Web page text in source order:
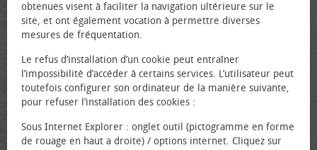
obtenues visent à faciliter la navigation ultérieure sur le
site, et ont également vocation à permettre diverses
mesures de fréquentation.
Le refus d’installation d’un cookie peut entraîner
l’impossibilité d’accéder à certains services. L’utilisateur peut
toutefois configurer son ordinateur de la manière suivante,
pour refuser l’installation des cookies :
Sous Internet Explorer : onglet outil (pictogramme en forme
de rouage en haut a droite) / options internet. Cliquez sur